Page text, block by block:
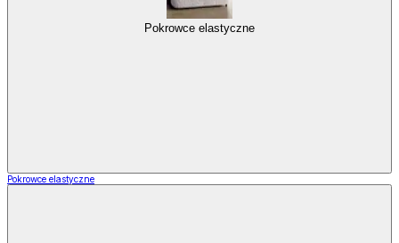
Pokrowce elastyczne
Pokrowce elastyczne